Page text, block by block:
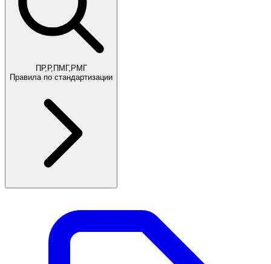
ПР,Р,ПМГ,РМГ
Правила по стандартизации